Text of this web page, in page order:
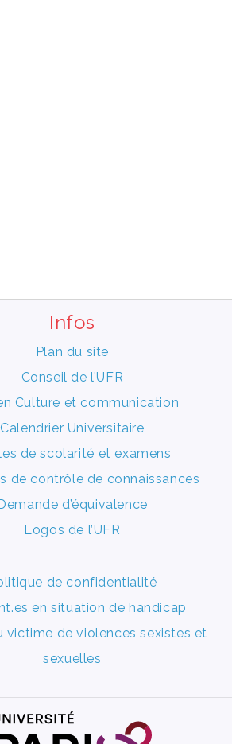
Infos
Plan du site
Conseil de l’UFR
Culture et communication
Calendrier Universitaire
de scolarité et examens
de contrôle de connaissances
d’équivalence
Logos de l’UFR
de confidentialité
en situation de handicap
victime de violences sexistes et
sexuelles